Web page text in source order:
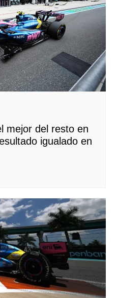
mejor del resto en
igualado en